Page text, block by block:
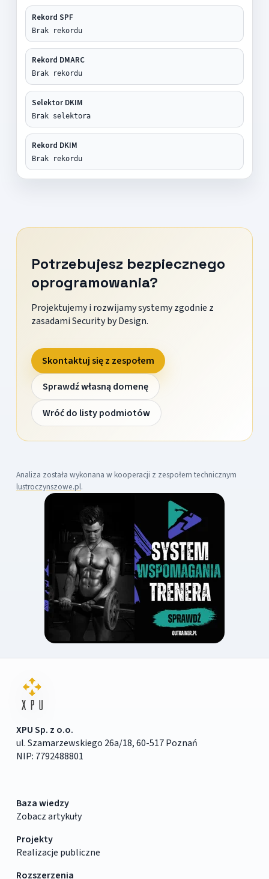
Rekord SPF
Brak rekordu
Rekord DMARC
Brak rekordu
Selektor DKIM
Brak selektora
Rekord DKIM
Brak rekordu
Potrzebujesz bezpiecznego
oprogramowania?
Projektujemy i rozwijamy systemy zgodnie z
zasadami Security by Design.
Skontaktuj się z zespołem
Sprawdź własną domenę
Wróć do listy podmiotów
Analiza została wykonana w kooperacji z zespołem technicznym
lustroczynszowe.pl.
XPU Sp. z o.o.
ul. Szamarzewskiego 26a/18, 60-517 Poznań
NIP: 7792488801
Baza wiedzy
Zobacz artykuły
Projekty
Realizacje publiczne
Rozszerzenia